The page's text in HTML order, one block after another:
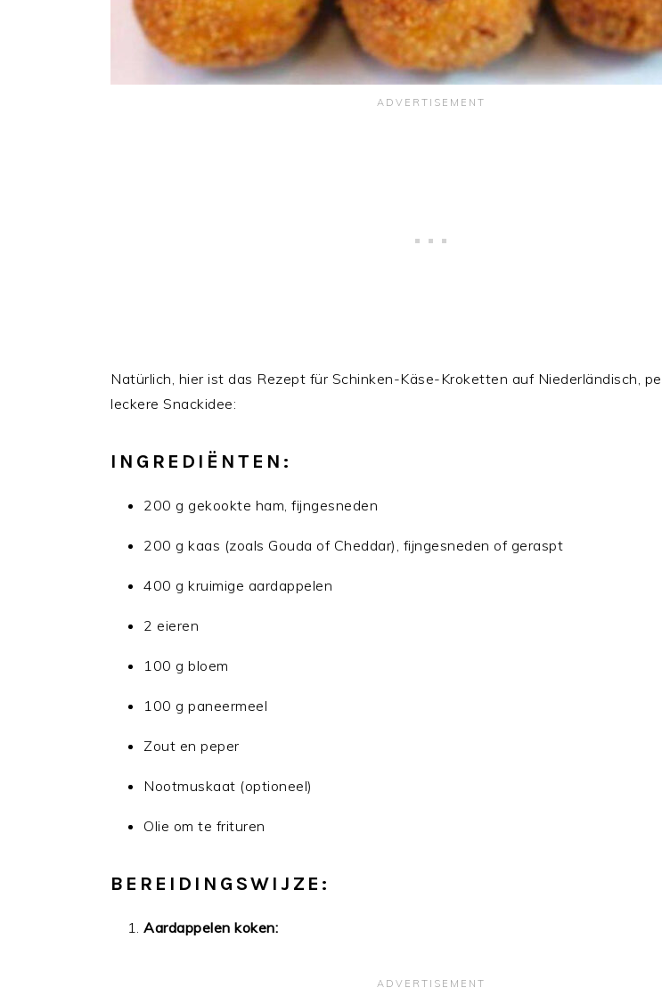
Natürlich, hier ist das Rezept für Schinken-Käse-Kroketten auf Niederländisch,
leckere Snackidee:
INGREDIËNTEN:
200 g gekookte ham, fijngesneden
200 g kaas (zoals Gouda of Cheddar), fijngesneden of geraspt
400 g kruimige aardappelen
2 eieren
100 g bloem
100 g paneermeel
Zout en peper
Nootmuskaat (optioneel)
Olie om te frituren
BEREIDINGSWIJZE:
Aardappelen koken: